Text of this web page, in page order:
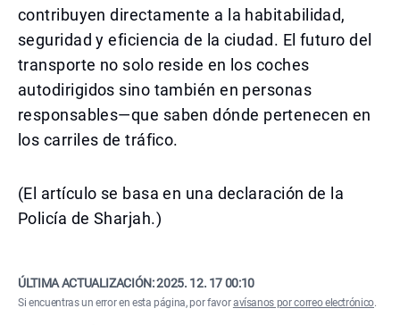
contribuyen directamente a la habitabilidad,
seguridad y eficiencia de la ciudad. El futuro del
transporte no solo reside en los coches
autodirigidos sino también en personas
responsables—que saben dónde pertenecen en
los carriles de tráfico.
(El artículo se basa en una declaración de la
Policía de Sharjah.)
ÚLTIMA ACTUALIZACIÓN:2025. 12. 17 00:10
Si encuentras un error en esta página, por favoravísanos por correo electrónico.